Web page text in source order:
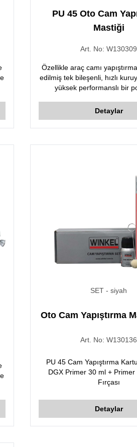
PU 45 Oto Cam
Mastiği
Art. No:W130309
Özellikle araç camı
edilmiş tek bileşenli, hızlı
yüksek performanslı bir
Detaylar
SET - siyah
Oto Cam Yapıştırma
Art. No:W130136
PU 45 Cam Yapıştırma
DGX Primer 30 ml +
Fırçası
Detaylar